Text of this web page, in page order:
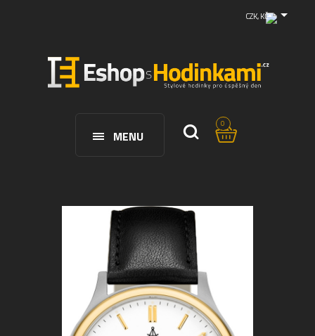
CZK, KČ
MENU
0